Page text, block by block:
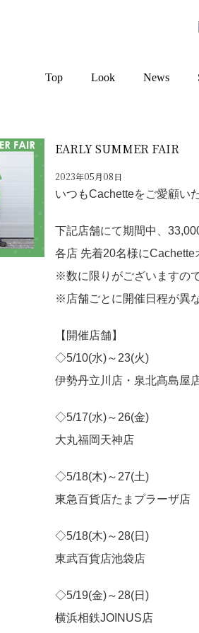
Top Look News
EARLY SUMMER FAIR
2023年05月08日
いつもCachetteをご愛顧い
下記店舗にて期間中、
各店 先着20名様に
※数に限りがございますの
※店舗ごとに開催日程が異
【開催店舗】
◇5/10(水)～23(火)
伊勢丹立川店・泉北髙島屋
◇5/17(水)～26(金)
大丸福岡天神店
◇5/18(木)～27(土)
東急百貨店たまプラーザ店
◇5/18(木)～28(日)
東武百貨店池袋店
◇5/19(金)～28(日)
横浜相鉄JOINUS店